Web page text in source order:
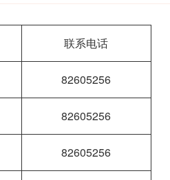
联系电话
82605256
82605256
82605256